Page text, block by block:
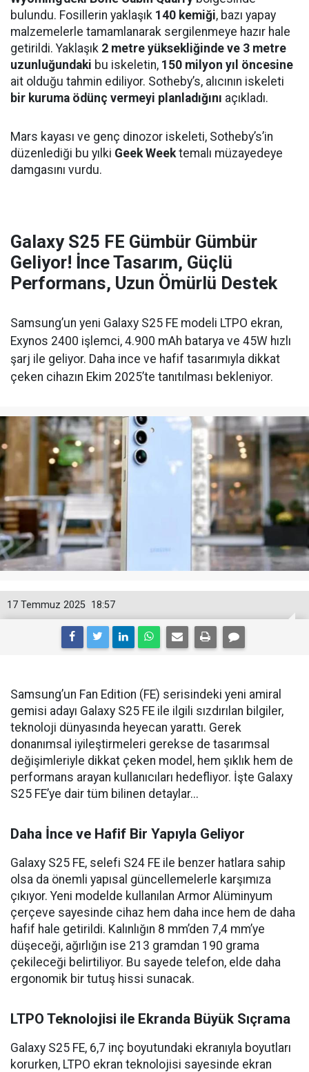
bulundu. Fosillerin yaklaşık 140 kemiği, bazı yapay
malzemelerle tamamlanarak sergilenmeye hazır hale
getirildi. Yaklaşık 2 metre yüksekliğinde ve 3 metre
uzunluğundaki bu iskeletin, 150 milyon yıl öncesine
ait olduğu tahmin ediliyor. Sotheby’s, alıcının iskeleti
bir kuruma ödünç vermeyi planladığını açıkladı.
Mars kayası ve genç dinozor iskeleti, Sotheby’s’in
düzenlediği bu yılki Geek Weektemalı müzayedeye
damgasını vurdu.
Galaxy S25 FE Gümbür Gümbür
Geliyor! İnce Tasarım, Güçlü
Performans, Uzun Ömürlü Destek
Samsung’un yeni Galaxy S25 FE modeli LTPO ekran,
Exynos 2400 işlemci, 4.900 mAh batarya ve 45W hızlı
şarj ile geliyor. Daha ince ve hafif tasarımıyla dikkat
çeken cihazın Ekim 2025’te tanıtılması bekleniyor.
18:57
17 Temmuz 2025
Samsung’un Fan Edition (FE) serisindeki yeni amiral
gemisi adayı Galaxy S25 FE ile ilgili sızdırılan bilgiler,
teknoloji dünyasında heyecan yarattı. Gerek
donanımsal iyileştirmeleri gerekse de tasarımsal
değişimleriyle dikkat çeken model, hem şıklık hem de
performans arayan kullanıcıları hedefliyor. İşte Galaxy
S25 FE’ye dair tüm bilinen detaylar...
Daha İnce ve Hafif Bir Yapıyla Geliyor
Galaxy S25 FE, selefi S24 FE ile benzer hatlara sahip
olsa da önemli yapısal güncellemelerle karşımıza
çıkıyor. Yeni modelde kullanılan Armor Alüminyum
çerçeve sayesinde cihaz hem daha ince hem de daha
hafif hale getirildi. Kalınlığın 8 mm’den 7,4 mm’ye
düşeceği, ağırlığın ise 213 gramdan 190 grama
çekileceği belirtiliyor. Bu sayede telefon, elde daha
ergonomik bir tutuş hissi sunacak.
LTPO Teknolojisi ile Ekranda Büyük Sıçrama
Galaxy S25 FE, 6,7 inç boyutundaki ekranıyla boyutları
korurken, LTPO ekran teknolojisi sayesinde ekran